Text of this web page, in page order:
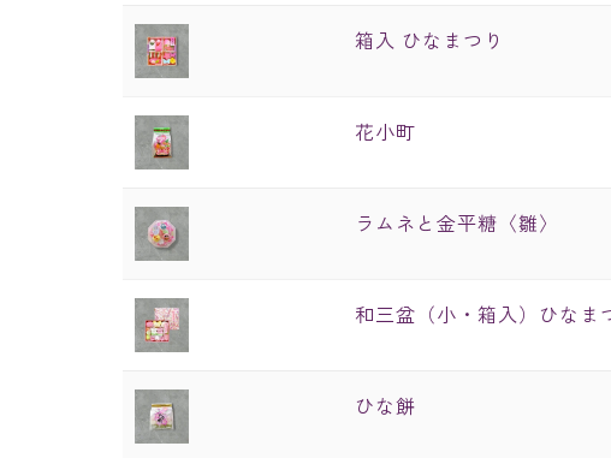
箱入 ひなまつり
花小町
ラムネと金平糖〈雛〉
和三盆（小・箱入）ひな
ひな餅